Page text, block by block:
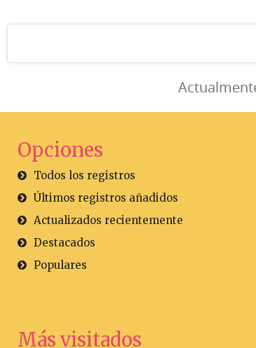
Opciones
Todos los registros
Últimos registros añadidos
Actualizados recientemente
Destacados
Populares
Más visitados